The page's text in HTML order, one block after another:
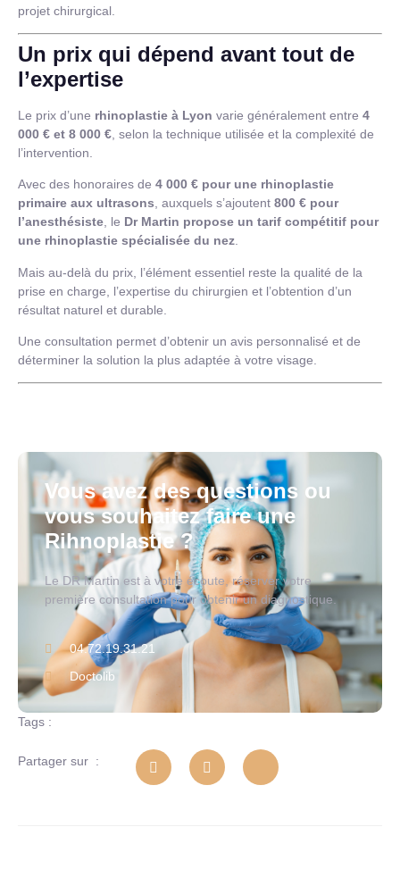
projet chirurgical.
Un prix qui dépend avant tout de
l’expertise
Le prix d’une rhinoplastie à Lyon varie généralement entre 4
000 € et 8 000 € , selon la technique utilisée et la complexité de
l’intervention.
Avec des honoraires de 4 000 € pour une rhinoplastie
primaire aux ultrasons, auxquels s’ajoutent 800 € pour
l’anesthésiste, le Dr Martin propose un tarif compétitif pour
une rhinoplastie spécialisée du nez.
Mais au-delà du prix, l’élément essentiel reste la qualité de la
prise en charge, l’expertise du chirurgien et l’obtention d’un
résultat naturel et durable.
Une consultation permet d’obtenir un avis personnalisé et de
déterminer la solution la plus adaptée à votre visage.
Vous avez des questions ou
vous souhaitez faire une
Rihnoplastie ?
Le DR Martin est à votre écoute, réserver votre
première consultation pour obtenir un diagnostique.
04.72.19.31.21
Doctolib
Tags :
Partager sur :